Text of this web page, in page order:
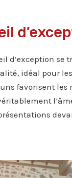
d’exception
idéal pour
favorisent